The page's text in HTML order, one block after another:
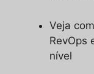
Veja
RevOps
nível